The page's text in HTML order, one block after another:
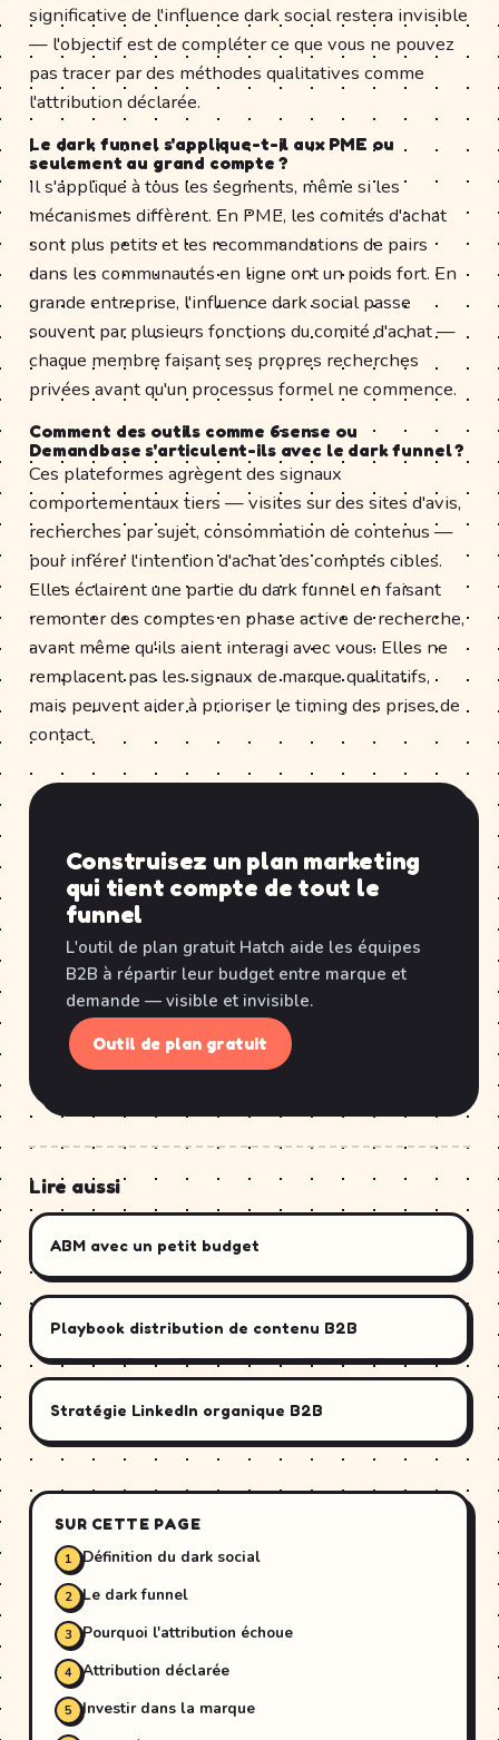
significative de l'influence dark social restera invisible
— l'objectif est de compléter ce que vous ne pouvez
pas tracer par des méthodes qualitatives comme
l'attribution déclarée.
Le dark funnel s'applique-t-il aux PME ou
seulement au grand compte ?
Il s'applique à tous les segments, même si les
mécanismes diffèrent. En PME, les comités d'achat
sont plus petits et les recommandations de pairs
dans les communautés en ligne ont un poids fort. En
grande entreprise, l'influence dark social passe
souvent par plusieurs fonctions du comité d'achat —
chaque membre faisant ses propres recherches
privées avant qu'un processus formel ne commence.
Comment des outils comme 6sense ou
Demandbase s'articulent-ils avec le dark funnel ?
Ces plateformes agrègent des signaux
comportementaux tiers — visites sur des sites d'avis,
recherches par sujet, consommation de contenus —
pour inférer l'intention d'achat des comptes cibles.
Elles éclairent une partie du dark funnel en faisant
remonter des comptes en phase active de recherche,
avant même qu'ils aient interagi avec vous. Elles ne
remplacent pas les signaux de marque qualitatifs,
mais peuvent aider à prioriser le timing des prises de
contact.
Construisez un plan marketing
qui tient compte de tout le
funnel
L'outil de plan gratuit Hatch aide les équipes
B2B à répartir leur budget entre marque et
demande — visible et invisible.
Outil de plan gratuit
Lire aussi
ABM avec un petit budget
Playbook distribution de contenu B2B
Stratégie LinkedIn organique B2B
SUR CETTE PAGE
Définition du dark social
Le dark funnel
Pourquoi l'attribution échoue
Attribution déclarée
Investir dans la marque